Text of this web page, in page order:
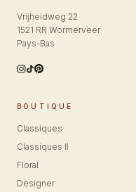
Vrijheidweg 22
1521 RR Wormerveer
Pays-Bas
BOUTIQUE
Classiques
Classiques II
Floral
Designer